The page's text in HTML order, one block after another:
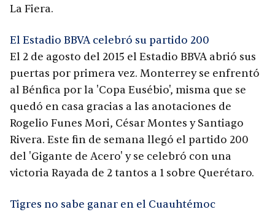
La Fiera.
El Estadio BBVA celebró su partido 200
El 2 de agosto del 2015 el Estadio BBVA abrió sus
puertas por primera vez. Monterrey se enfrentó
al Bénfica por la 'Copa Eusébio', misma que se
quedó en casa gracias a las anotaciones de
Rogelio Funes Mori, César Montes y Santiago
Rivera. Este fin de semana llegó el partido 200
del 'Gigante de Acero' y se celebró con una
victoria Rayada de 2 tantos a 1 sobre Querétaro.
Tigres no sabe ganar en el Cuauhtémoc